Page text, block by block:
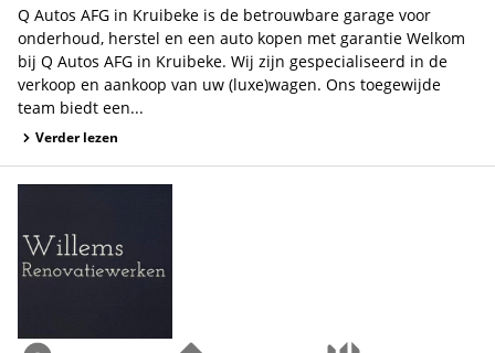
Q Autos AFG in Kruibeke is de betrouwbare garage voor
onderhoud, herstel en een auto kopen met garantie Welkom
bij Q Autos AFG in Kruibeke. Wij zijn gespecialiseerd in de
verkoop en aankoop van uw (luxe)wagen. Ons toegewijde
team biedt een...
Verder lezen